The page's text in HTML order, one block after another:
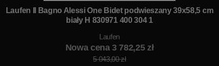
Laufen Il Bagno Alessi One Bidet podwieszany 39x58,5 cm
biały H 830971 400 304 1
Laufen
Nowa cena 3 782,25 zł
5 043,00 zł